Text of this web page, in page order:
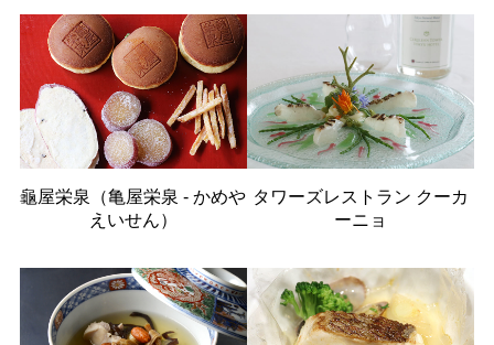
龜屋栄泉（亀屋栄泉 - かめや
えいせん）
タワーズレストラン クーカ
ーニョ